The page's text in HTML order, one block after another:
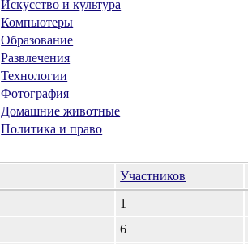
Искусство и культура
Компьютеры
Образование
Развлечения
Технологии
Фотография
Домашние животные
Политика и право
Участников
1
6